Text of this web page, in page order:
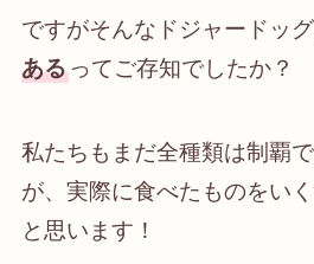
ですがそんなドジャードッ
あるってご存知でしたか？
私たちもまだ全種類は制覇
が、実際に食べたものをい
と思います！